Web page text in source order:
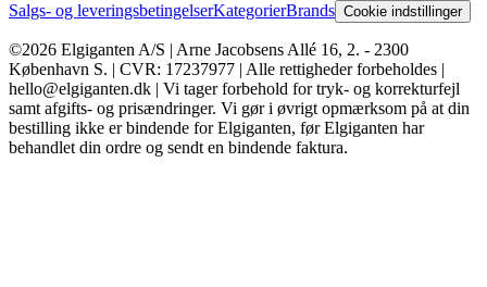
Salgs- og leveringsbetingelserKategorierBrands Cookie indstillinger
©2026 Elgiganten A/S | Arne Jacobsens Allé 16, 2. - 2300
København S. | CVR: 17237977 | Alle rettigheder forbeholdes |
hello@elgiganten.dk | Vi tager forbehold for tryk- og korrekturfejl
samt afgifts- og prisændringer. Vi gør i øvrigt opmærksom på at din
bestilling ikke er bindende for Elgiganten, før Elgiganten har
behandlet din ordre og sendt en bindende faktura.